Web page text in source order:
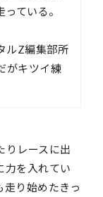
ている。
ルZ編集部所
がキツイ練
りレースに出
力を入れてい
り始めたきっ